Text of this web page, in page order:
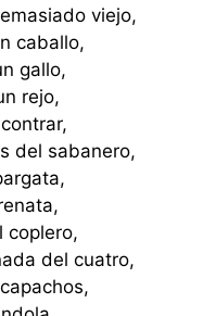
viejo,
caballo,
gallo,
rejo,
del sabanero,
coplero,
del cuatro,